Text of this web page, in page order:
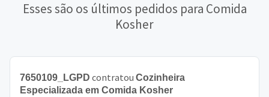
Esses são os últimos pedidos para Comida
Kosher
7650109_LGPD contratou Cozinheira
Especializada em Comida Kosher